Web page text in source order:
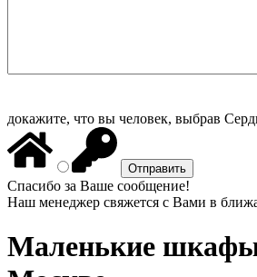
докажите, что вы человек, выбрав
Спасибо за Ваше сообщение!
Наш менеджер свяжется с Вами в
Маленькие